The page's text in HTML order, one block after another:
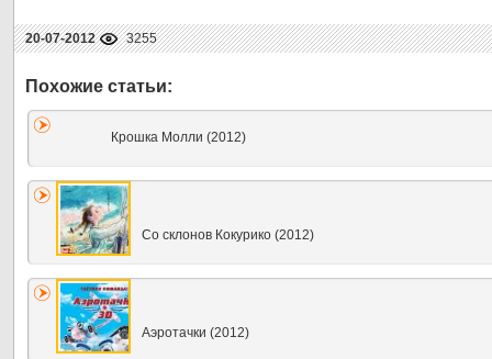
20-07-2012 3255
Крошка Молли (2012)
Со склонов Кокурико (2012)
Аэротачки (2012)